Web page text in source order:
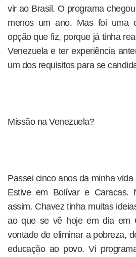
vir ao Brasil. O programa
menos um ano. Mas foi uma
opção que fiz, porque já tinha
Venezuela e ter experiência
um dos requisitos para se
Missão na Venezuela?
Passei cinco anos da minha
Estive em Bolívar e Caracas.
assim. Chavez tinha muitas
ao que se vê hoje em dia em
vontade de eliminar a pobreza,
educação ao povo. Vi